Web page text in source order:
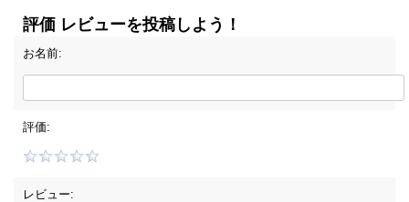
評価 レビューを投稿しよう！
お名前:
評価:
レビュー: